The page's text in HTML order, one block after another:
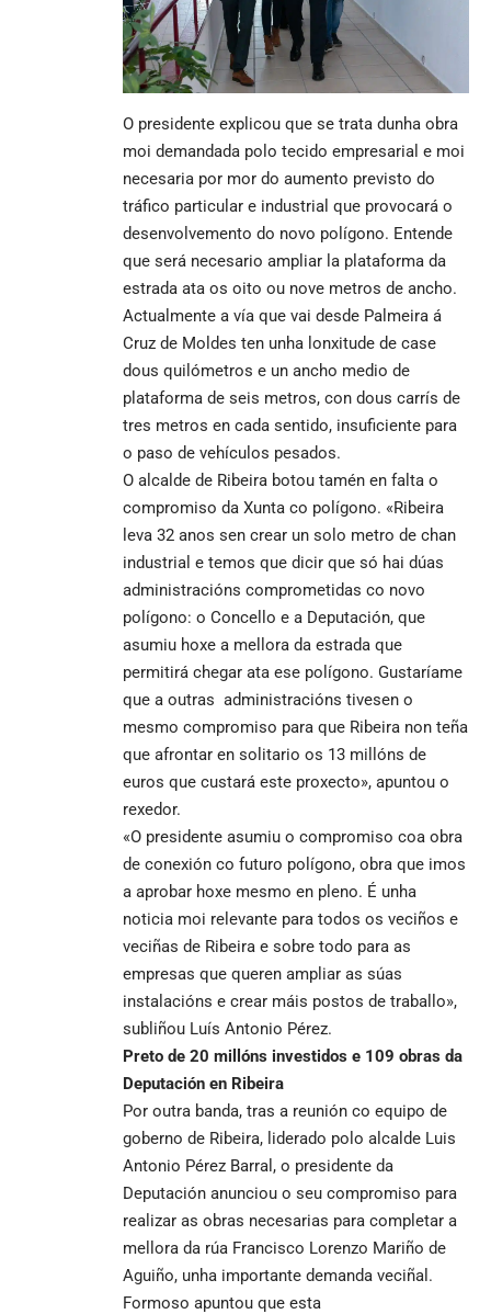
O presidente explicou que se trata dunha obra
moi demandada polo tecido empresarial e moi
necesaria por mor do aumento previsto do
tráfico particular e industrial que provocará o
desenvolvemento do novo polígono. Entende
que será necesario ampliar la plataforma da
estrada ata os oito ou nove metros de ancho.
Actualmente a vía que vai desde Palmeira á
Cruz de Moldes ten unha lonxitude de case
dous quilómetros e un ancho medio de
plataforma de seis metros, con dous carrís de
tres metros en cada sentido, insuficiente para
o paso de vehículos pesados.
O alcalde de Ribeira botou tamén en falta o
compromiso da Xunta co polígono. «Ribeira
leva 32 anos sen crear un solo metro de chan
industrial e temos que dicir que só hai dúas
administracións comprometidas co novo
polígono: o Concello e a Deputación, que
asumiu hoxe a mellora da estrada que
permitirá chegar ata ese polígono. Gustaríame
que a outras administracións tivesen o
mesmo compromiso para que Ribeira non teña
que afrontar en solitario os 13 millóns de
euros que custará este proxecto», apuntou o
rexedor.
«O presidente asumiu o compromiso coa obra
de conexión co futuro polígono, obra que imos
a aprobar hoxe mesmo en pleno. É unha
noticia moi relevante para todos os veciños e
veciñas de Ribeira e sobre todo para as
empresas que queren ampliar as súas
instalacións e crear máis postos de traballo»,
subliñou Luís Antonio Pérez.
Preto de 20 millóns investidos e 109 obras da
Deputación en Ribeira
Por outra banda, tras a reunión co equipo de
goberno de Ribeira, liderado polo alcalde Luis
Antonio Pérez Barral, o presidente da
Deputación anunciou o seu compromiso para
realizar as obras necesarias para completar a
mellora da rúa Francisco Lorenzo Mariño de
Aguiño, unha importante demanda veciñal.
Formoso apuntou que esta